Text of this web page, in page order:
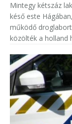
Mintegy kétszáz
késő este
működő
közölték a holland